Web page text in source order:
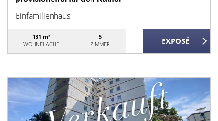
Einfamilienhaus
131 m²
WOHNFLÄCHE
5
ZIMMER